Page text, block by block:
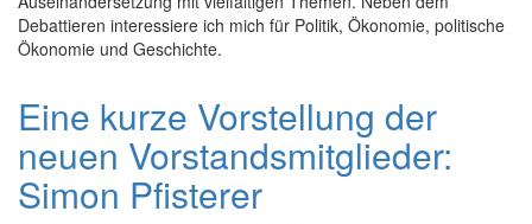
Debattieren interessiere ich mich für Politik, Ökonomie, politische
Ökonomie und Geschichte.
Eine kurze Vorstellung der
neuen Vorstandsmitglieder:
Simon Pfisterer